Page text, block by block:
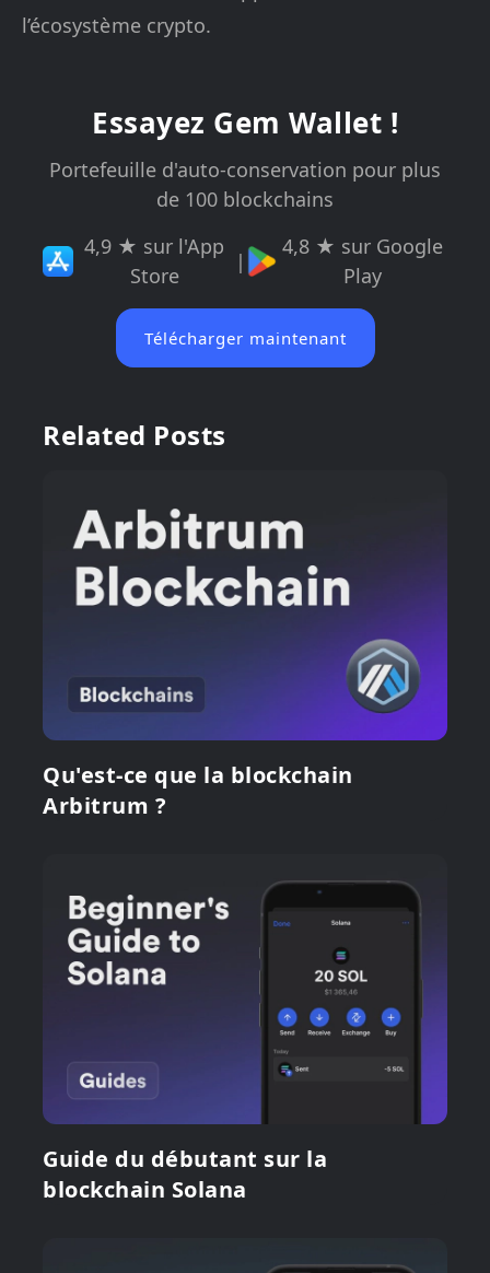
l’écosystème crypto.
Essayez Gem Wallet !
Portefeuille d'auto-conservation pour plus
de 100 blockchains
4,9 ★ sur l'App
Store
|
4,8 ★ sur Google
Play
Télécharger maintenant
Related Posts
Qu'est-ce que la blockchain
Arbitrum ?
Guide du débutant sur la
blockchain Solana